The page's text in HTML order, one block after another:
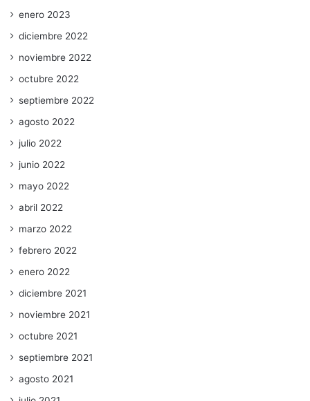
enero 2023
diciembre 2022
noviembre 2022
octubre 2022
septiembre 2022
agosto 2022
julio 2022
junio 2022
mayo 2022
abril 2022
marzo 2022
febrero 2022
enero 2022
diciembre 2021
noviembre 2021
octubre 2021
septiembre 2021
agosto 2021